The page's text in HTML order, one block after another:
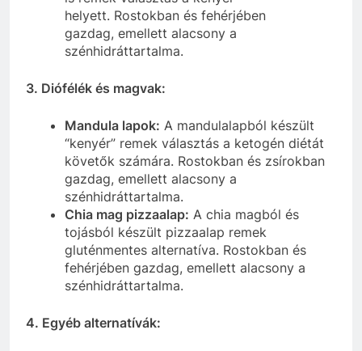
helyett. Rostokban és fehérjében
gazdag, emellett alacsony a
szénhidráttartalma.
3. Diófélék és magvak:
Mandula lapok: A mandulalapból készült
“kenyér” remek választás a ketogén diétát
követők számára. Rostokban és zsírokban
gazdag, emellett alacsony a
szénhidráttartalma.
Chia mag pizzaalap: A chia magból és
tojásból készült pizzaalap remek
gluténmentes alternatíva. Rostokban és
fehérjében gazdag, emellett alacsony a
szénhidráttartalma.
4. Egyéb alternatívák: